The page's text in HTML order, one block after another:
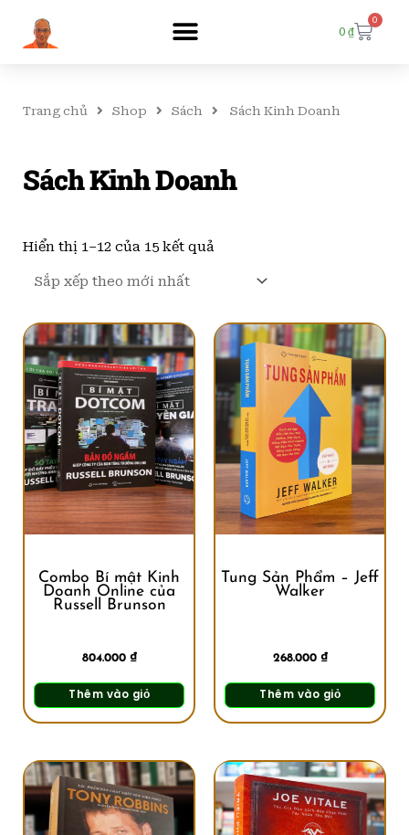
0 ₫
0
Cart
Trang chủ Shop Sách Sách Kinh Doanh
Sách Kinh Doanh
Hiển thị 1–12 của 15 kết quả
Combo Bí mật Kinh
Doanh Online của
Russell Brunson
804.000 ₫
Thêm vào giỏ
Tung Sản Phẩm – Jeff
Walker
268.000 ₫
Thêm vào giỏ